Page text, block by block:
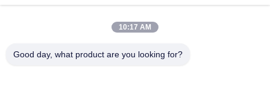
10:17 AM
Good day, what product are you looking for?